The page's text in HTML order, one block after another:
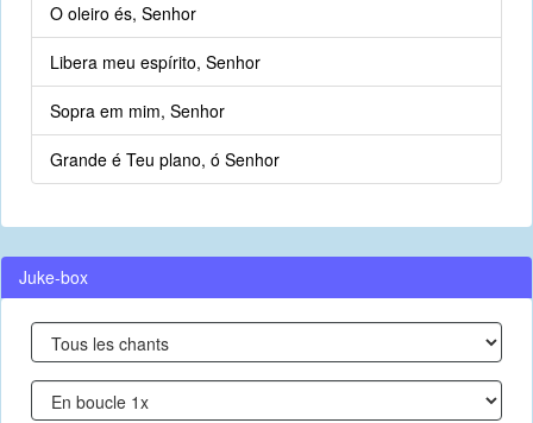
O oleiro és, Senhor
Libera meu espírito, Senhor
Sopra em mim, Senhor
Grande é Teu plano, ó Senhor
Juke-box